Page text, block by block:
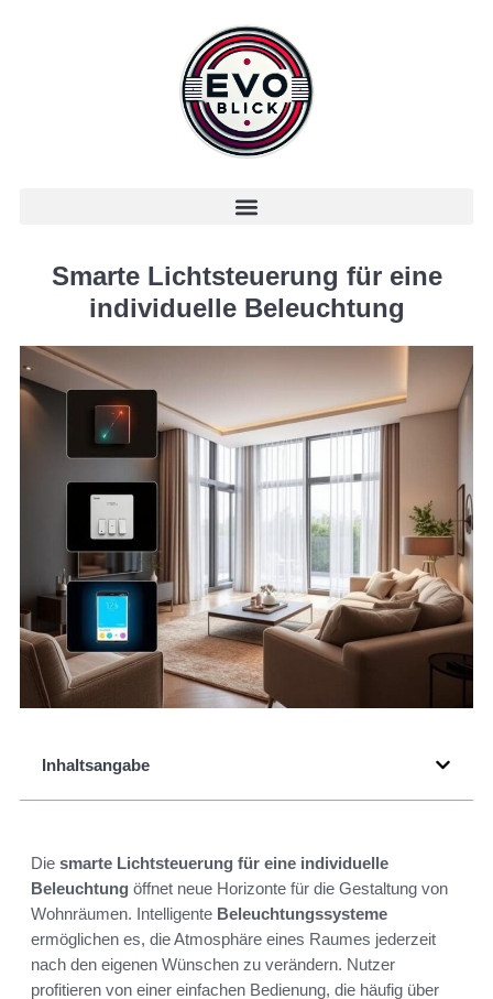
Smarte Lichtsteuerung für eine
individuelle Beleuchtung
Inhaltsangabe
Die smarte Lichtsteuerung für eine individuelle
Beleuchtung öffnet neue Horizonte für die Gestaltung von
Wohnräumen. Intelligente Beleuchtungssysteme
ermöglichen es, die Atmosphäre eines Raumes jederzeit
nach den eigenen Wünschen zu verändern. Nutzer
profitieren von einer einfachen Bedienung, die häufig über